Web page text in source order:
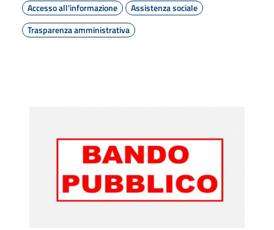
Accesso all'informazione
Assistenza sociale
Trasparenza amministrativa